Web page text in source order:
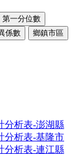
第一分位數
係數
鄉鎮市區
分析表-澎湖縣
分析表-基隆市
分析表-連江縣